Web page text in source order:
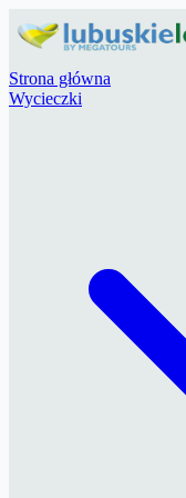
Strona główna
Wycieczki